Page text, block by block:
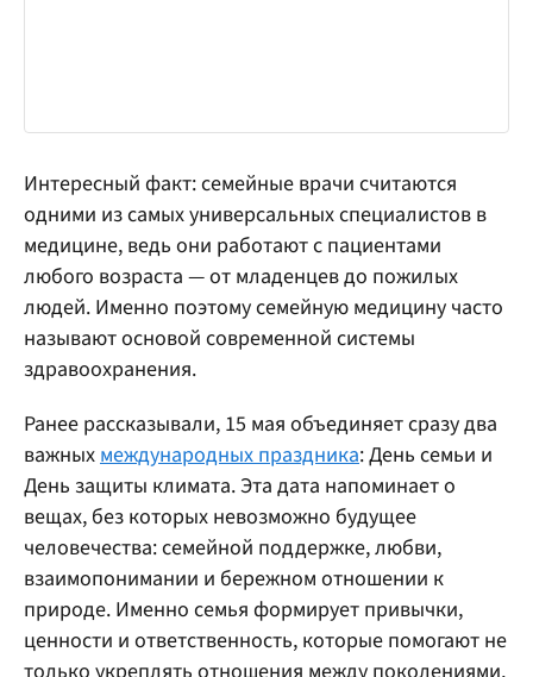
Интересный факт: семейные врачи считаются
одними из самых универсальных специалистов в
медицине, ведь они работают с пациентами
любого возраста — от младенцев до пожилых
людей. Именно поэтому семейную медицину часто
называют основой современной системы
здравоохранения.
Ранее рассказывали, 15 мая объединяет сразу два
важныхмеждународных праздника: День семьи и
День защиты климата. Эта дата напоминает о
вещах, без которых невозможно будущее
человечества: семейной поддержке, любви,
взаимопонимании и бережном отношении к
природе. Именно семья формирует привычки,
ценности и ответственность, которые помогают не